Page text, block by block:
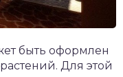
быть оформлен
Для этой